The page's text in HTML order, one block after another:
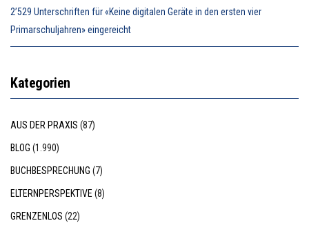
2’529 Unterschriften für «Keine digitalen Geräte in den ersten vier
Primarschuljahren» eingereicht
Kategorien
AUS DER PRAXIS (87)
BLOG (1.990)
BUCHBESPRECHUNG (7)
ELTERNPERSPEKTIVE (8)
GRENZENLOS (22)